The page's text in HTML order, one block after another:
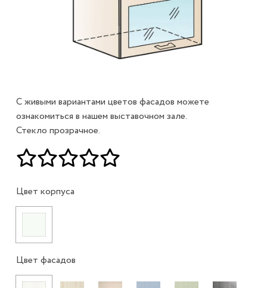
С живыми вариантами цветов фасадов можете
ознакомиться в нашем выставочном зале.
Стекло прозрачное.
Цвет корпуса
Цвет фасадов